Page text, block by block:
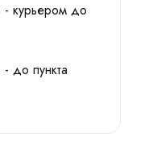
курьером до
до пункта